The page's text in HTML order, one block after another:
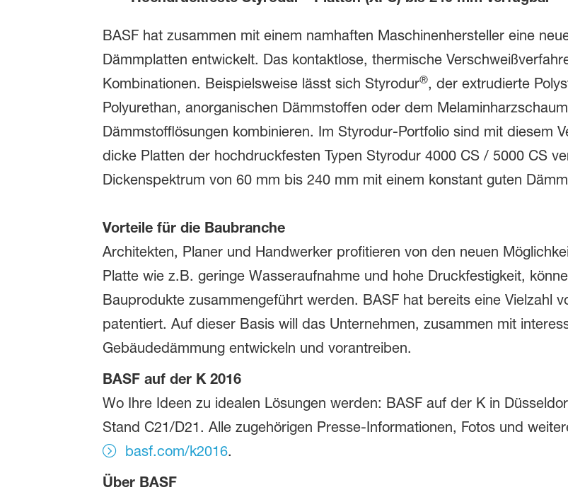
BASF hat zusammen mit einem namhaften Maschinenhersteller eine
Dämmplatten entwickelt. Das kontaktlose, thermische
Kombinationen. Beispielsweise lässt sich Styrodur®, der extrudierte
Polyurethan, anorganischen Dämmstoffen oder dem
Dämmstofflösungen kombinieren. Im Styrodur-Portfolio sind mit diesem
dicke Platten der hochdruckfesten Typen Styrodur 4000 CS / 5000 CS
Dickenspektrum von 60 mm bis 240 mm mit einem konstant guten
Vorteile für die Baubranche
Architekten, Planer und Handwerker profitieren von den neuen
Platte wie z.B. geringe Wasseraufnahme und hohe Druckfestigkeit,
Bauprodukte zusammengeführt werden. BASF hat bereits eine Vielzahl
patentiert. Auf dieser Basis will das Unternehmen, zusammen mit
Gebäudedämmung entwickeln und vorantreiben.
BASF auf der K 2016
Wo Ihre Ideen zu idealen Lösungen werden: BASF auf der K in
Stand C21/D21. Alle zugehörigen Presse-Informationen, Fotos und
basf.com/k2016.
Über BASF